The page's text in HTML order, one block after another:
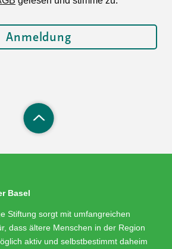
Basel
Stiftung sorgt mit umfangreichen
dass ältere Menschen in der Region
aktiv und selbstbestimmt daheim